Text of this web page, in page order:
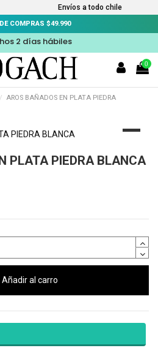
Envíos a todo chile
COMPRAS $49.990
2 días hábiles
0
AROS BAÑADOS EN PLATA PIEDRA
PLATA PIEDRA BLANCA
Añadir al carro